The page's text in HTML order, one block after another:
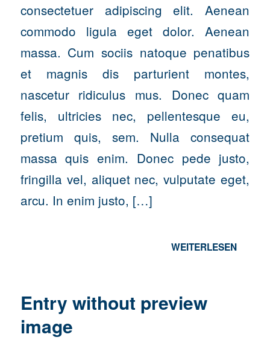
consectetuer adipiscing elit. Aenean
commodo ligula eget dolor. Aenean
massa. Cum sociis natoque penatibus
et magnis dis parturient montes,
nascetur ridiculus mus. Donec quam
felis, ultricies nec, pellentesque eu,
pretium quis, sem. Nulla consequat
massa quis enim. Donec pede justo,
fringilla vel, aliquet nec, vulputate eget,
arcu. In enim justo, […]
WEITERLESEN
Entry without preview
image